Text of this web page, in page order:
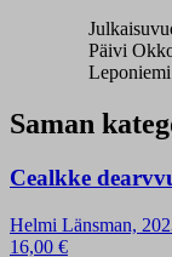
Päivi
Leponiemi
Saman
Cealkke
Helmi Länsman,
16,00 €